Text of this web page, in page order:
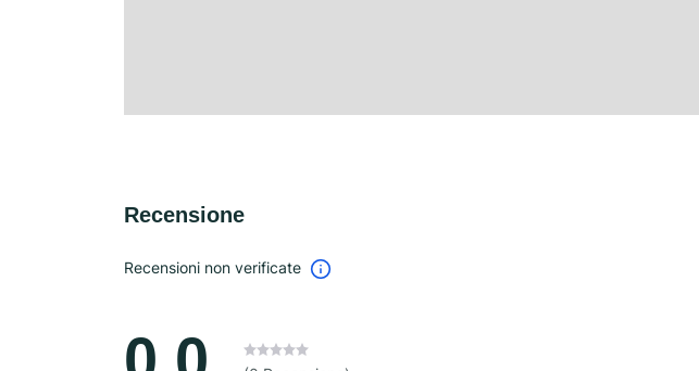
Recensione
Recensioni non verificate